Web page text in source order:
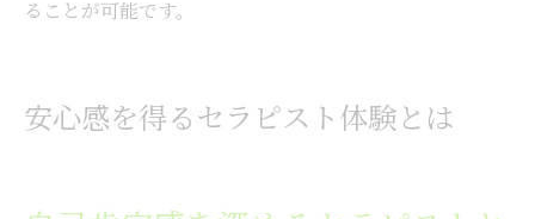
ることが可能です。
安心感を得るセラピスト体験とは